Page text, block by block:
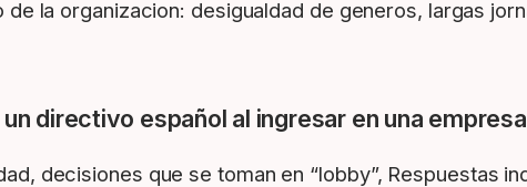
la organizacion: desigualdad de generos, largas
directivo español al ingresar en una
decisiones que se toman en “lobby”, Respuestas